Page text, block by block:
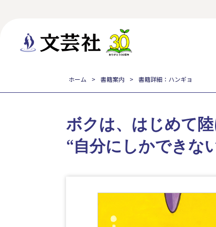
ホーム 書籍案内 書籍詳細：ハンギョ
ボクは、はじめて陸
“自分にしかできな